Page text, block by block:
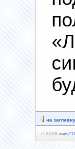
на
© 2008